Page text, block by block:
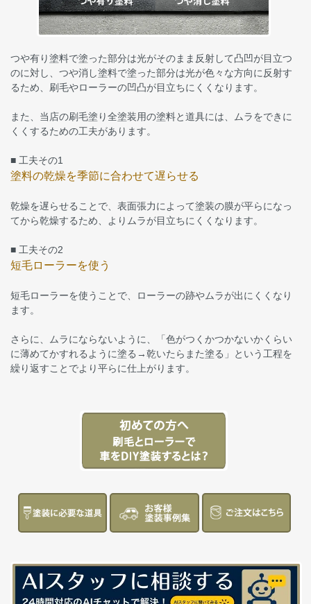
つや有り塗料で塗った部分は光がそのまま反射して凸凹が目立つ
のに対し、つや消し塗料で塗った部分は光が色々な方向に反射す
るため、刷毛やローラーの凹凸が目立ちにくくなります。
また、当店の刷毛塗り全塗装用の塗料と道具には、ムラをできに
くくするための工夫があります。
■ 工夫その1
塗料の乾燥を季節に合わせて遅らせる
乾燥を遅らせることで、表面張力によって塗装の膜が平らになっ
てから乾燥するため、よりムラが目立ちにくくなります。
■ 工夫その2
短毛ローラーを使う
短毛ローラーを使うことで、ローラーの跡やムラが出にくくなり
ます。
さらに、ムラにならないように、「色がつくかつかないかくらい
に薄めてかすれるように塗る→乾いたらまた塗る」という工程を
繰り返すことでより平らに仕上がります。